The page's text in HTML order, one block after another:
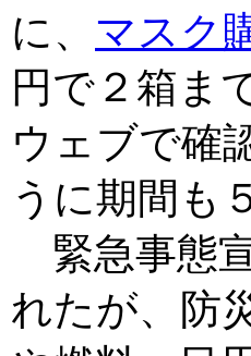
に、 マスク
円で２箱ま
ウェブで確
うに期間も
緊急事態
れたが、防